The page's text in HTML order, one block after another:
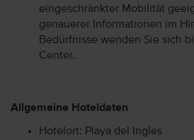
eingeschränkter Mobilität
genauerer Informationen im
Bedürfnisse wenden Sie sich
Center.
Allgemeine Hoteldaten
Hotelort: Playa del Ingles